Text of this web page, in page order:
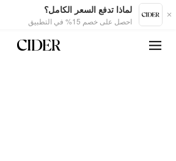
لماذا تدفع السعر الكامل؟
احصل على خصم 15% في التطبيق